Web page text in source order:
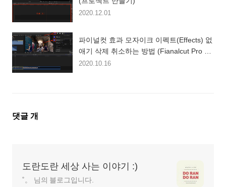
2020.12.01
파이널컷 효과 모자이크 이펙트(Effects) 없
애기 삭제 취소하는 방법 (Fianalcut Pro X /
파이널컷 기초 강좌)
2020.10.16
댓
댓글 개
도란도란 세상 사는 이야기 :)
˚。 님의 블로그입니다.